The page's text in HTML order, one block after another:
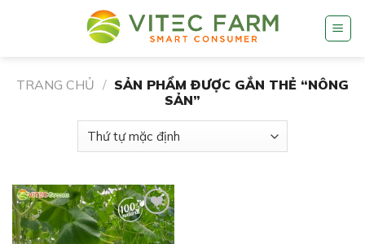
TRANG CHỦ / SẢN PHẨM ĐƯỢC GẮN THẺ “NÔNG
SẢN”
Add to
wishlist